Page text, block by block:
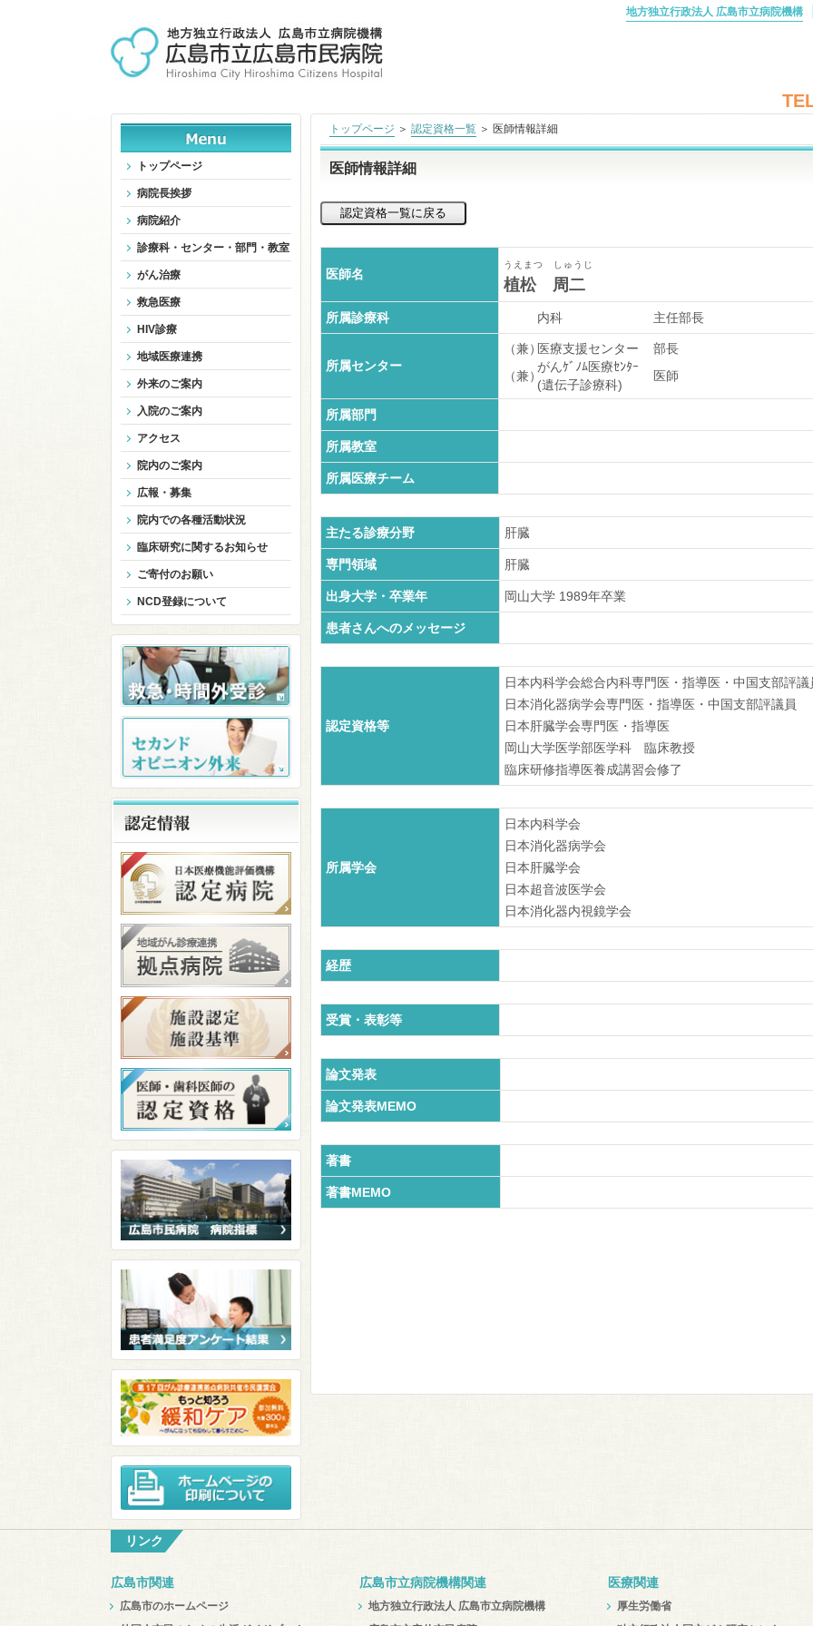
地方独立行政法人 広島市立病院機構
トップページ ＞ 認定資格一覧 ＞ 医師情報詳細
医師情報詳細
医師名
うえまつ しゅうじ
植松 周二
所属診療科 内科 主任部長
所属センター
（兼）医療支援センター
部長
（兼）
がんｹﾞﾉﾑ医療ｾﾝﾀｰ
(遺伝子診療科)
医師
所属部門
所属教室
所属医療チーム
主たる診療分野 肝臓
専門領域 肝臓
出身大学・卒業年 岡山大学 1989年卒業
患者さんへのメッセージ
認定資格等
日本内科学会総合内科専門医・指導医・中国支部評議
日本消化器病学会専門医・指導医・中国支部評議員
日本肝臓学会専門医・指導医
岡山大学医学部医学科 臨床教授
臨床研修指導医養成講習会修了
所属学会
日本内科学会
日本消化器病学会
日本肝臓学会
日本超音波医学会
日本消化器内視鏡学会
経歴
受賞・表彰等
論文発表
論文発表MEMO
著書
著書MEMO
トップページ
病院長挨拶
病院紹介
診療科・センター・部門・教室
がん治療
救急医療
HIV診療
地域医療連携
外来のご案内
入院のご案内
アクセス
院内のご案内
広報・募集
院内での各種活動状況
臨床研究に関するお知らせ
ご寄付のお願い
NCD登録について
リンク
広島市関連
広島市のホームページ
広島市立病院機構関連
地方独立行政法人 広島市立病院機構
医療関連
厚生労働省